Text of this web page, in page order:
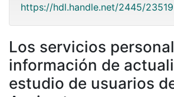
https://hdl.handle.net/2445/23519
Los servicios
información de
estudio de usuarios